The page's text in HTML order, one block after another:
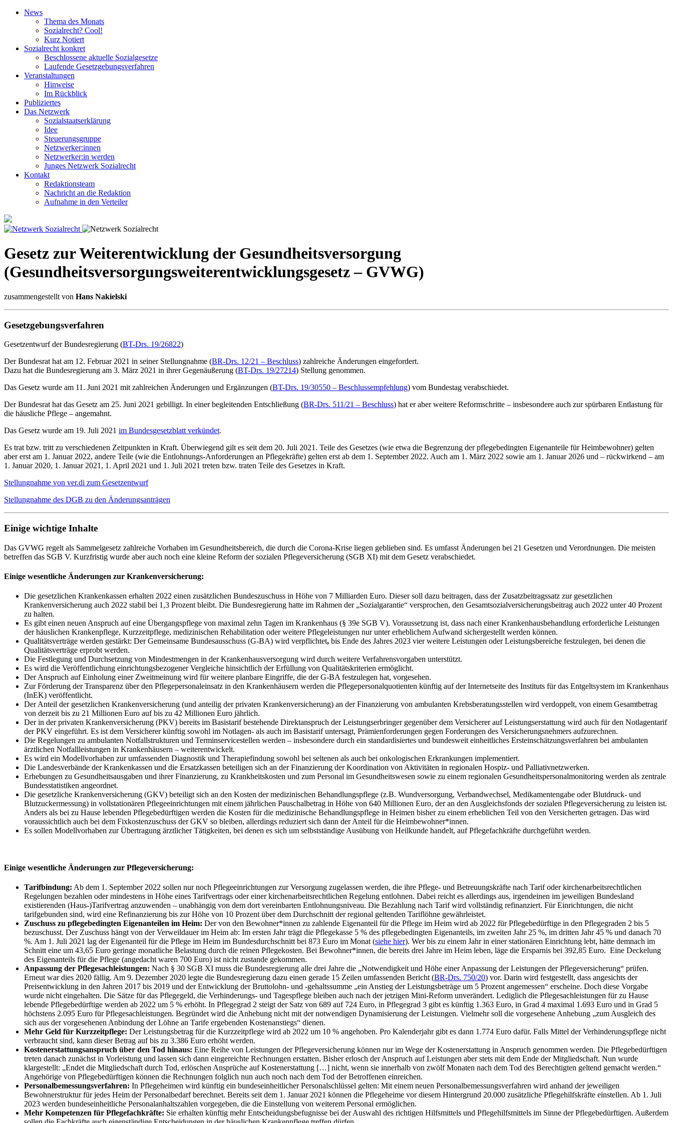
News
Thema des Monats
Sozialrecht? Cool!
Kurz Notiert
Sozialrecht konkret
Beschlossene aktuelle Sozialgesetze
Laufende Gesetz­gebungs­verfahren
Veranstaltungen
Hinweise
Im Rückblick
Publiziertes
Das Netzwerk
Sozial­staats­erklärung
Idee
Steuerungsgruppe
Netzwerker:innen
Netzwerker:in werden
Junges Netzwerk Sozialrecht
Kontakt
Redaktionsteam
Nachricht an die Redaktion
Aufnahme in den Verteiler
Gesetz zur Weiterentwicklung der Gesundheitsversorgung
(Gesundheitsversorgungsweiterentwicklungsgesetz – GVWG)
zusammengestellt von Hans Nakielski
Gesetzgebungsverfahren
Gesetzentwurf der Bundesregierung (BT-Drs. 19/26822)
Der Bundesrat hat am 12. Februar 2021 in seiner Stellungnahme (BR-Drs. 12/21 – Beschluss) zahlreiche Änderungen eingefordert.
Dazu hat die Bundesregierung am 3. März 2021 in ihrer Gegenäußerung (BT-Drs. 19/27214) Stellung genommen.
Das Gesetz wurde am 11. Juni 2021 mit zahlreichen Änderungen und Ergänzungen (BT-Drs. 19/30550 – Beschlussempfehlung) vom Bundestag verabschiedet.
Der Bundesrat hat das Gesetz am 25. Juni 2021 gebilligt. In einer begleitenden Entschließung (BR-Drs. 511/21 – Beschluss) hat er aber weitere Reformschritte – insbesondere auch zur spürbaren Entlastung für
die häusliche Pflege – angemahnt.
Das Gesetz wurde am 19. Juli 2021 im Bundesgesetzblatt verkündet.
Es trat bzw. tritt zu verschiedenen Zeitpunkten in Kraft. Überwiegend gilt es seit dem 20. Juli 2021. Teile des Gesetzes (wie etwa die Begrenzung der pflegebedingten Eigenanteile für Heimbewohner) gelten
aber erst am 1. Januar 2022, andere Teile (wie die Entlohnungs-Anforderungen an Pflegekräfte) gelten erst ab dem 1. September 2022. Auch am 1. März 2022 sowie am 1. Januar 2026 und – rückwirkend – am
1. Januar 2020, 1. Januar 2021, 1. April 2021 und 1. Juli 2021 treten bzw. traten Teile des Gesetzes in Kraft.
Stellungnahme von ver.di zum Gesetzentwurf
Stellungnahme des DGB zu den Änderungsanträgen
Einige wichtige Inhalte
Das GVWG regelt als Sammelgesetz zahlreiche Vorhaben im Gesundheitsbereich, die durch die Corona-Krise liegen geblieben sind. Es umfasst Änderungen bei 21 Gesetzen und Verordnungen. Die meisten
betreffen das SGB V. Kurzfristig wurde aber auch noch eine kleine Reform der sozialen Pflegeversicherung (SGB XI) mit dem Gesetz verabschiedet.
Einige wesentliche Änderungen zur Krankenversicherung:
Die gesetzlichen Krankenkassen erhalten 2022 einen zusätzlichen Bundeszuschuss in Höhe von 7 Milliarden Euro. Dieser soll dazu beitragen, dass der Zusatzbeitragssatz zur gesetzlichen
Krankenversicherung auch 2022 stabil bei 1,3 Prozent bleibt. Die Bundesregierung hatte im Rahmen der „Sozialgarantie“ versprochen, den Gesamtsozialversicherungsbeitrag auch 2022 unter 40 Prozent
zu halten.
Es gibt einen neuen Anspruch auf eine Übergangspflege von maximal zehn Tagen im Krankenhaus (§ 39e SGB V). Voraussetzung ist, dass nach einer Krankenhausbehandlung erforderliche Leistungen
der häuslichen Krankenpflege, Kurzzeitpflege, medizinischen Rehabilitation oder weitere Pflegeleistungen nur unter erheblichem Aufwand sichergestellt werden können.
Qualitätsverträge werden gestärkt: Der Gemeinsame Bundesausschuss (G-BA) wird verpflichtet, bis Ende des Jahres 2023 vier weitere Leistungen oder Leistungsbereiche festzulegen, bei denen die
Qualitätsverträge erprobt werden.
Die Festlegung und Durchsetzung von Mindestmengen in der Krankenhausversorgung wird durch weitere Verfahrensvorgaben unterstützt.
Es wird die Veröffentlichung einrichtungsbezogener Vergleiche hinsichtlich der Erfüllung von Qualitätskriterien ermöglicht.
Der Anspruch auf Einholung einer Zweitmeinung wird für weitere planbare Eingriffe, die der G-BA festzulegen hat, vorgesehen.
Zur Förderung der Transparenz über den Pflegepersonaleinsatz in den Krankenhäusern werden die Pflegepersonalquotienten künftig auf der Internetseite des Instituts für das Entgeltsystem im Krankenhaus
(InEK) veröffentlicht.
Der Anteil der gesetzlichen Krankenversicherung (und anteilig der privaten Krankenversicherung) an der Finanzierung von ambulanten Krebsberatungsstellen wird verdoppelt, von einem Gesamtbetrag
von derzeit bis zu 21 Millionen Euro auf bis zu 42 Millionen Euro jährlich.
Der in der privaten Krankenversicherung (PKV) bereits im Basistarif bestehende Direktanspruch der Leistungserbringer gegenüber dem Versicherer auf Leistungserstattung wird auch für den Notlagentarif
der PKV eingeführt. Es ist dem Versicherer künftig sowohl im Notlagen- als auch im Basistarif untersagt, Prämienforderungen gegen Forderungen des Versicherungsnehmers aufzurechnen.
Die Regelungen zu ambulanten Notfallstrukturen und Terminservicestellen werden – insbesondere durch ein standardisiertes und bundesweit einheitliches Ersteinschätzungsverfahren bei ambulanten
ärztlichen Notfallleistungen in Krankenhäusern – weiterentwickelt.
Es wird ein Modellvorhaben zur umfassenden Diagnostik und Therapiefindung sowohl bei seltenen als auch bei onkologischen Erkrankungen implementiert.
Die Landesverbände der Krankenkassen und die Ersatzkassen beteiligen sich an der Finanzierung der Koordination von Aktivitäten in regionalen Hospiz- und Palliativnetzwerken.
Erhebungen zu Gesundheitsausgaben und ihrer Finanzierung, zu Krankheitskosten und zum Personal im Gesundheitswesen sowie zu einem regionalen Gesundheitspersonalmonitoring werden als zentrale
Bundesstatistiken angeordnet.
Die gesetzliche Krankenversicherung (GKV) beteiligt sich an den Kosten der medizinischen Behandlungspflege (z.B. Wundversorgung, Verbandwechsel, Medikamentengabe oder Blutdruck- und
Blutzuckermessung) in vollstationären Pflegeeinrichtungen mit einem jährlichen Pauschalbetrag in Höhe von 640 Millionen Euro, der an den Ausgleichsfonds der sozialen Pflegeversicherung zu leisten ist.
Anders als bei zu Hause lebenden Pflegebedürftigen werden die Kosten für die medizinische Behandlungspflege in Heimen bisher zu einem erheblichen Teil von den Versicherten getragen. Das wird
voraussichtlich auch bei dem Fixkostenzuschuss der GKV so bleiben, allerdings reduziert sich dann der Anteil für die Heimbewohner*innen.
Es sollen Modellvorhaben zur Übertragung ärztlicher Tätigkeiten, bei denen es sich um selbstständige Ausübung von Heilkunde handelt, auf Pflegefachkräfte durchgeführt werden.
Einige wesentliche Änderungen zur Pflegeversicherung:
Tarifbindung: Ab dem 1. September 2022 sollen nur noch Pflegeeinrichtungen zur Versorgung zugelassen werden, die ihre Pflege- und Betreuungskräfte nach Tarif oder kirchenarbeitsrechtlichen
Regelungen bezahlen oder mindestens in Höhe eines Tarifvertrags oder einer kirchenarbeitsrechtlichen Regelung entlohnen. Dabei reicht es allerdings aus, irgendeinen im jeweiligen Bundesland
existierenden (Haus-)Tarifvertrag anzuwenden – unabhängig von dem dort vereinbarten Entlohnungsniveau. Die Bezahlung nach Tarif wird vollständig refinanziert. Für Einrichtungen, die nicht
tarifgebunden sind, wird eine Refinanzierung bis zur Höhe von 10 Prozent über dem Durchschnitt der regional geltenden Tariflöhne gewährleistet.
Zuschuss zu pflegebedingten Eigenanteilen im Heim: Der von den Bewohner*innen zu zahlende Eigenanteil für die Pflege im Heim wird ab 2022 für Pflegebedürftige in den Pflegegraden 2 bis 5
bezuschusst. Der Zuschuss hängt von der Verweildauer im Heim ab: Im ersten Jahr trägt die Pflegekasse 5 % des pflegebedingten Eigenanteils, im zweiten Jahr 25 %, im dritten Jahr 45 % und danach 70
%. Am 1. Juli 2021 lag der Eigenanteil für die Pflege im Heim im Bundesdurchschnitt bei 873 Euro im Monat (siehe hier). Wer bis zu einem Jahr in einer stationären Einrichtung lebt, hätte demnach im
Schnitt eine um 43,65 Euro geringe monatliche Belastung durch die reinen Pflegekosten. Bei Bewohner*innen, die bereits drei Jahre im Heim leben, läge die Ersparnis bei 392,85 Euro. Eine Deckelung
des Eigenanteils für die Pflege (angedacht waren 700 Euro) ist nicht zustande gekommen.
Anpassung der Pflegesachleistungen: Nach § 30 SGB XI muss die Bundesregierung alle drei Jahre die „Notwendigkeit und Höhe einer Anpassung der Leistungen der Pflegeversicherung“ prüfen.
Erneut war dies 2020 fällig. Am 9. Dezember 2020 legte die Bundesregierung dazu einen gerade 15 Zeilen umfassenden Bericht (BR-Drs. 750/20) vor. Darin wird festgestellt, dass angesichts der
Preisentwicklung in den Jahren 2017 bis 2019 und der Entwicklung der Bruttolohn- und -gehaltssumme „ein Anstieg der Leistungsbeträge um 5 Prozent angemessen“ erscheine. Doch diese Vorgabe
wurde nicht eingehalten. Die Sätze für das Pflegegeld, die Verhinderungs- und Tagespflege bleiben auch nach der jetzigen Mini-Reform unverändert. Lediglich die Pflegesachleistungen für zu Hause
lebende Pflegebedürftige werden ab 2022 um 5 % erhöht. In Pflegegrad 2 steigt der Satz von 689 auf 724 Euro, in Pflegegrad 3 gibt es künftig 1.363 Euro, in Grad 4 maximal 1.693 Euro und in Grad 5
höchstens 2.095 Euro für Pflegesachleistungen. Begründet wird die Anhebung nicht mit der notwendigen Dynamisierung der Leistungen. Vielmehr soll die vorgesehene Anhebung „zum Ausgleich des
sich aus der vorgesehenen Anbindung der Löhne an Tarife ergebenden Kostenanstiegs“ dienen.
Mehr Geld für Kurzzeitpflege: Der Leistungsbetrag für die Kurzzeitpflege wird ab 2022 um 10 % angehoben. Pro Kalenderjahr gibt es dann 1.774 Euro dafür. Falls Mittel der Verhinderungspflege nicht
verbraucht sind, kann dieser Betrag auf bis zu 3.386 Euro erhöht werden.
Kostenerstattungsanspruch über den Tod hinaus: Eine Reihe von Leistungen der Pflegeversicherung können nur im Wege der Kostenerstattung in Anspruch genommen werden. Die Pflegebedürftigen
treten danach zunächst in Vorleistung und lassen sich dann eingereichte Rechnungen erstatten. Bisher erlosch der Anspruch auf Leistungen aber stets mit dem Ende der Mitgliedschaft. Nun wurde
klargestellt: „Endet die Mitgliedschaft durch Tod, erlöschen Ansprüche auf Kostenerstattung […] nicht, wenn sie innerhalb von zwölf Monaten nach dem Tod des Berechtigten geltend gemacht werden.“
Angehörige von Pflegebedürftigen können die Rechnungen folglich nun auch noch nach dem Tod der Betroffenen einreichen.
Personalbemessungsverfahren: In Pflegeheimen wird künftig ein bundeseinheitlicher Personalschlüssel gelten: Mit einem neuen Personalbemessungsverfahren wird anhand der jeweiligen
Bewohnerstruktur für jedes Heim der Personalbedarf berechnet. Bereits seit dem 1. Januar 2021 können die Pflegeheime vor diesem Hintergrund 20.000 zusätzliche Pflegehilfskräfte einstellen. Ab 1. Juli
2023 werden bundeseinheitliche Personalanhaltszahlen vorgegeben, die die Einstellung von weiterem Personal ermöglichen.
Mehr Kompetenzen für Pflegefachkräfte: Sie erhalten künftig mehr Entscheidungsbefugnisse bei der Auswahl des richtigen Hilfsmittels und Pflegehilfsmittels im Sinne der Pflegebedürftigen. Außerdem